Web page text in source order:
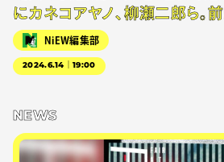
にカネコアヤノ、柳瀬二郎ら。
NiEW編集部
2024.6.14｜19:00
NEWS